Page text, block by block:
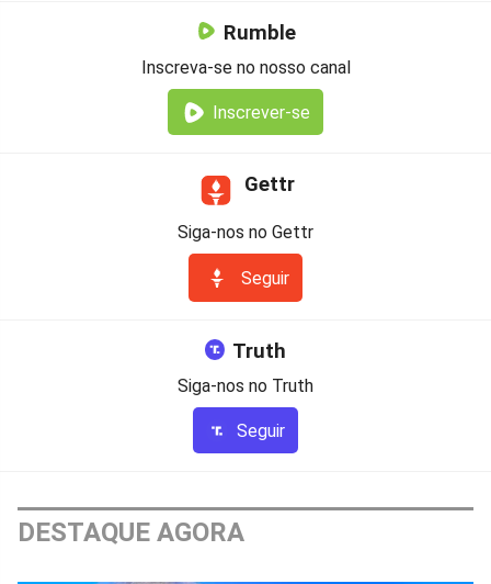
Rumble
Inscreva-se no nosso canal
Inscrever-se
Gettr
Siga-nos no Gettr
Seguir
Truth
Siga-nos no Truth
Seguir
DESTAQUE AGORA